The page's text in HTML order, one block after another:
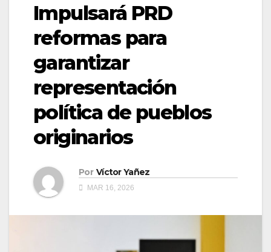
Impulsará PRD
reformas para
garantizar
representación
política de pueblos
originarios
Por Víctor Yañez
MAR 16, 2026